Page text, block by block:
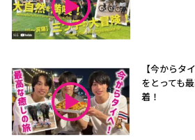
【今からタ
をとっても
着！